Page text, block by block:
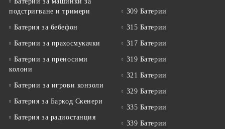
подстригване и тримери
Батерия за бебефон
Батерии за прахосмукачки
Батерии за преносими
колони
Батерии за игрови конзоли
Батерия за Баркод Скенери
Батерия за радиостанция
309 Батерии
315 Батерии
317 Батерии
319 Батерии
321 Батерии
329 Батерии
335 Батерии
339 Батерии